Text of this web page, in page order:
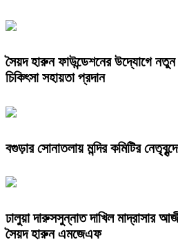
সৈয়দ হারুন ফাউন্ডেশনের উদ্যোগে নতুন
চিকিৎসা সহায়তা প্রদান
বগুড়ার সোনাতলায় মন্দির কমিটির
ঢালুয়া দারুসসুন্নাত দাখিল মাদ্রাসার
সৈয়দ হারুন এমজেএফ